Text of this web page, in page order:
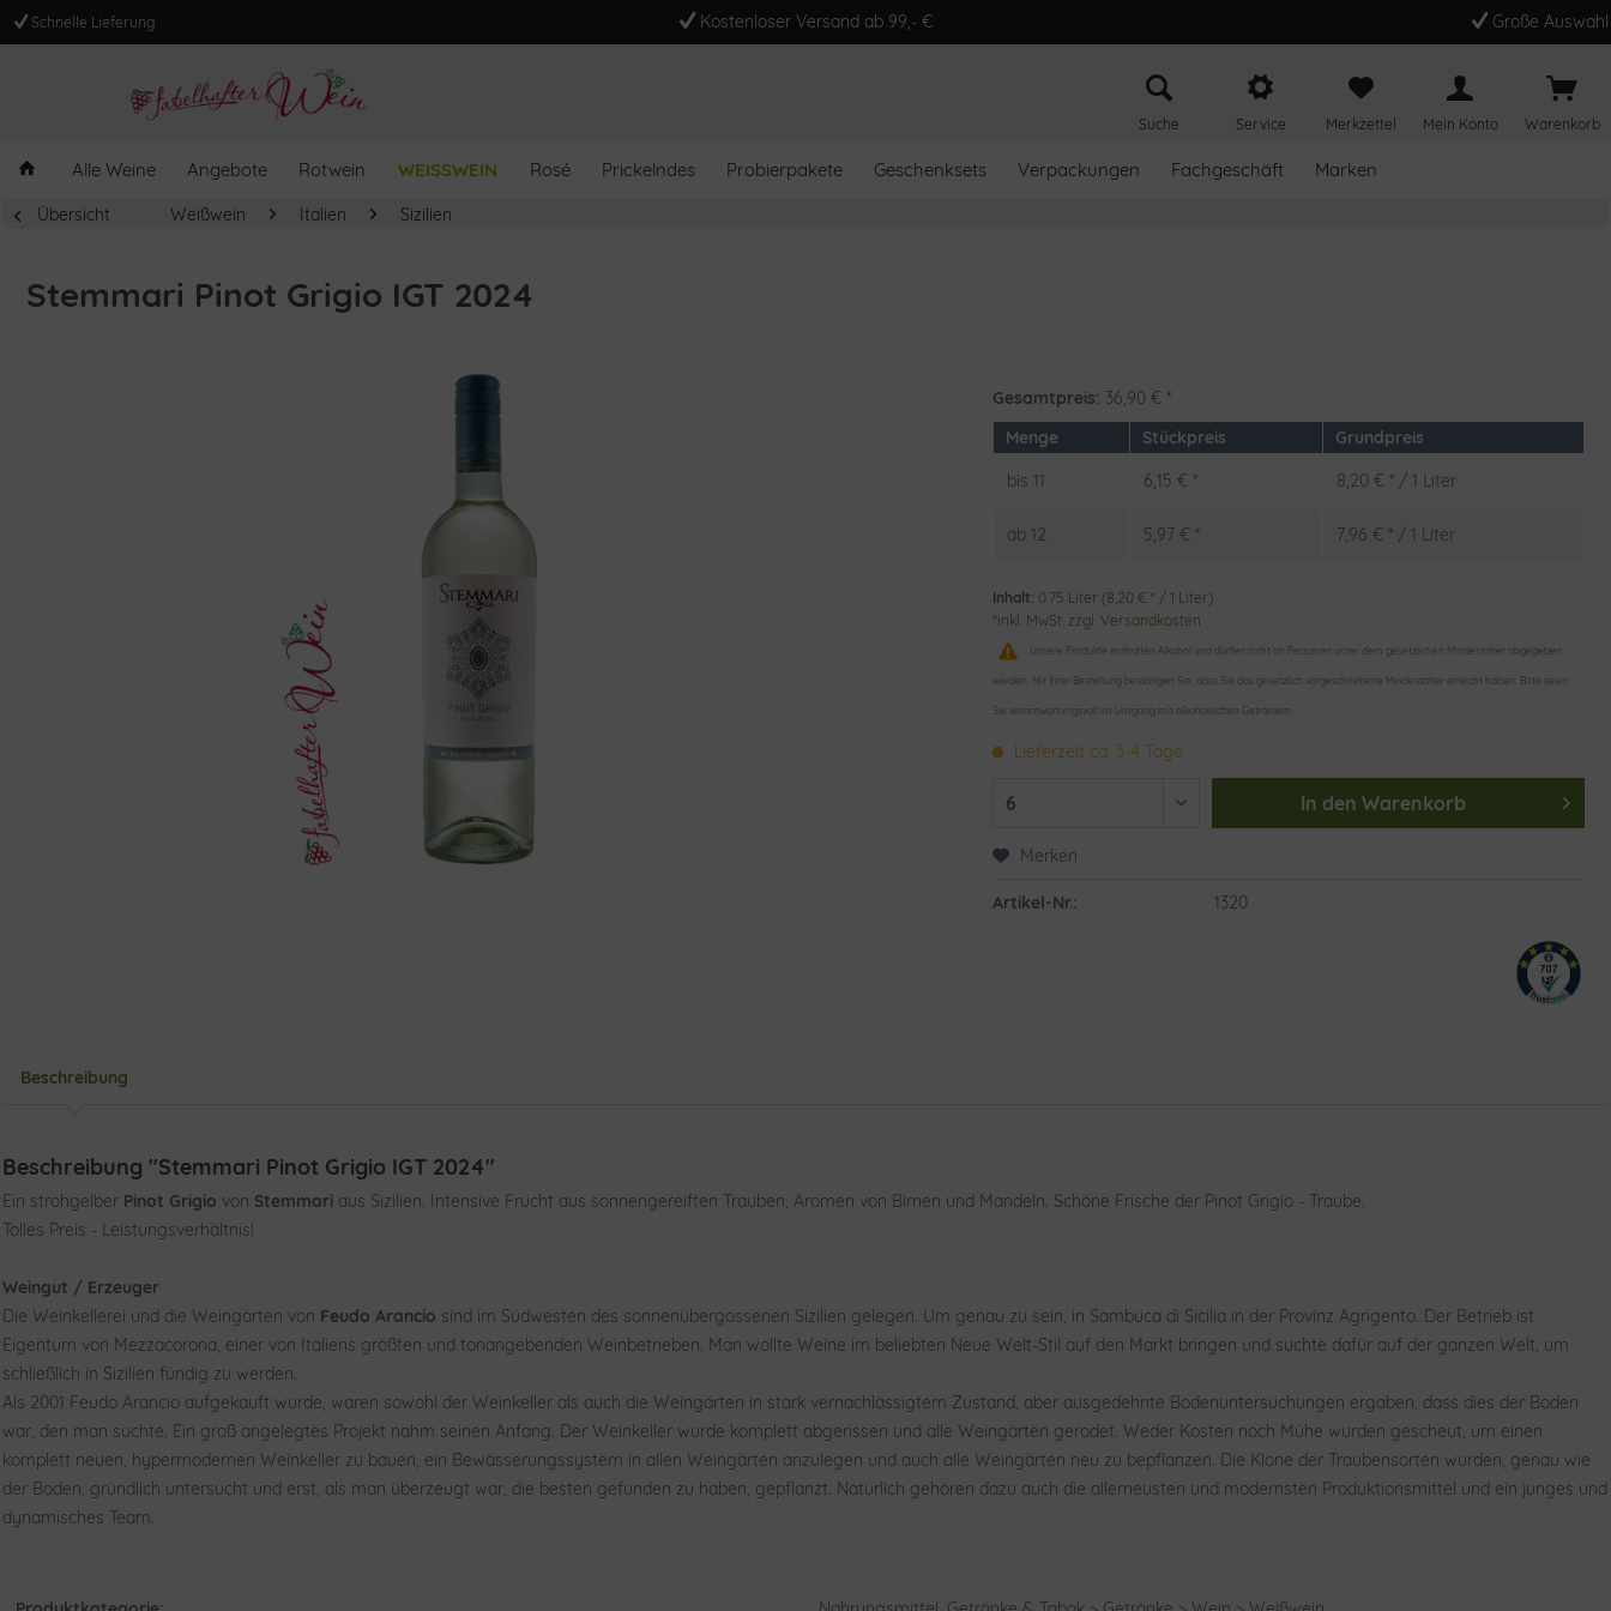
Schnelle Lieferung Kostenloser Versand ab 99,- € Große Auswahl
Suche Service Merkzettel Mein Konto Warenkorb
Alle Weine Angebote Rotwein WEISSWEIN Rosé Prickelndes Probierpakete Geschenksets Verpackungen Fachgeschäft Marken
Übersicht Weißwein Italien Sizilien
Stemmari Pinot Grigio IGT 2024
Gesamtpreis: 36,90 € *
Menge
Stückpreis
Grundpreis
bis 11 6,15 € * 8,20 € * / 1 Liter
ab 12 5,97 € * 7,96 € * / 1 Liter
Inhalt: 0.75 Liter (8,20 € * / 1 Liter)
*inkl. MwSt. zzgl. Versandkosten
Unsere Produkte enthalten Alkohol und dürfen nicht an Personen unter dem gesetzlichen Mindestalter abgegeben
werden. Mit Ihrer Bestellung bestätigen Sie, dass Sie das gesetzlich vorgeschriebene Mindestalter erreicht haben. Bitte seien
Sie verantwortungsvoll im Umgang mit alkoholischen Getränken.
Lieferzeit ca. 3-4 Tage
In den Warenkorb
Merken
Artikel-Nr.: 1320
Beschreibung
Beschreibung "Stemmari Pinot Grigio IGT 2024"
Ein strohgelber Pinot Grigio von Stemmari aus Sizilien. Intensive Frucht aus sonnengereiften Trauben, Aromen von Birnen und Mandeln. Schöne Frische der Pinot Grigio - Traube.
Tolles Preis - Leistungsverhältnis!
Weingut / Erzeuger
Die Weinkellerei und die Weingärten von Feudo Arancio sind im Südwesten des sonnenübergossenen Sizilien gelegen. Um genau zu sein, in Sambuca di Sicilia in der Provinz Agrigento. Der Betrieb ist
Eigentum von Mezzacorona, einer von Italiens größten und tonangebenden Weinbetrieben. Man wollte Weine im beliebten Neue Welt-Stil auf den Markt bringen und suchte dafür auf der ganzen Welt, um
schließlich in Sizilien fündig zu werden.
Als 2001 Feudo Arancio aufgekauft wurde, waren sowohl der Weinkeller als auch die Weingärten in stark vernachlässigtem Zustand, aber ausgedehnte Bodenuntersuchungen ergaben, dass dies der Boden
war, den man suchte. Ein groß angelegtes Projekt nahm seinen Anfang. Der Weinkeller wurde komplett abgerissen und alle Weingärten gerodet. Weder Kosten noch Mühe wurden gescheut, um einen
komplett neuen, hypermodernen Weinkeller zu bauen, ein Bewässerungssystem in allen Weingärten anzulegen und auch alle Weingärten neu zu bepflanzen. Die Klone der Traubensorten wurden, genau wie
der Boden, gründlich untersucht und erst, als man überzeugt war, die besten gefunden zu haben, gepflanzt. Natürlich gehören dazu auch die allerneusten und modernsten Produktionsmittel und ein junges und
dynamisches Team.